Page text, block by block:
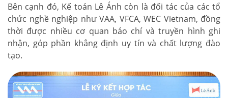
Bên cạnh đó, Kế toán Lê Ánh còn là đối tác của các tổ
chức nghề nghiệp như VAA, VFCA, WEC Vietnam, đồng
thời được nhiều cơ quan báo chí và truyền hình ghi
nhận, góp phần khẳng định uy tín và chất lượng đào
tạo.